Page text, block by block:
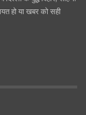
हो या खबर को सही